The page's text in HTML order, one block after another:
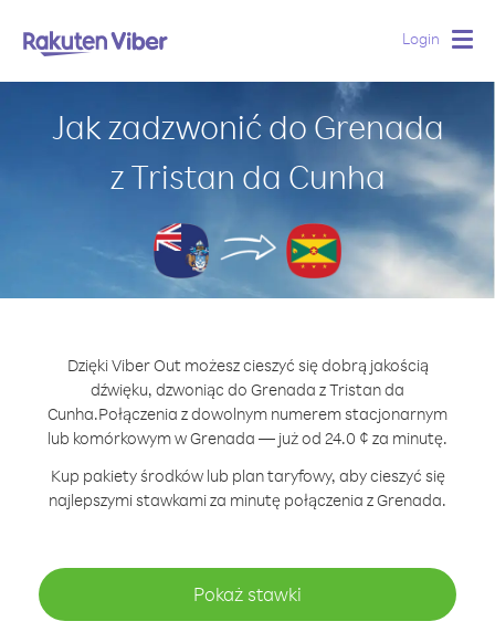
Login
Jak zadzwonić do Grenada
z Tristan da Cunha
Dzięki Viber Out możesz cieszyć się dobrą jakością
dźwięku, dzwoniąc do Grenada z Tristan da
Cunha.Połączenia z dowolnym numerem stacjonarnym
lub komórkowym w Grenada — już od 24.0 ¢ za minutę.
Kup pakiety środków lub plan taryfowy, aby cieszyć się
najlepszymi stawkami za minutę połączenia z Grenada.
Pokaż stawki